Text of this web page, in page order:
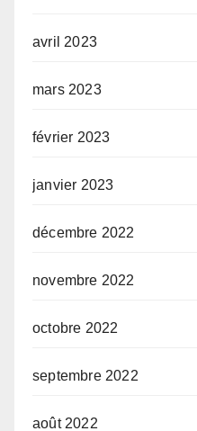
avril 2023
mars 2023
février 2023
janvier 2023
décembre 2022
novembre 2022
octobre 2022
septembre 2022
août 2022